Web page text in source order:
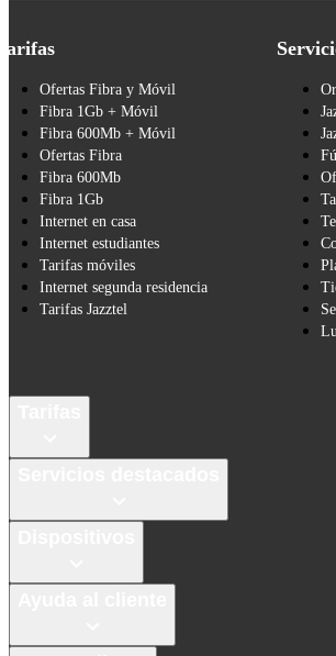
Ofertas Fibra y Móvil
Fibra 1Gb + Móvil
Fibra 600Mb + Móvil
Ofertas Fibra
Fibra 600Mb
Fibra 1Gb
Internet en casa
Internet estudiantes
Tarifas móviles
Internet segunda residencia
Tarifas Jazztel